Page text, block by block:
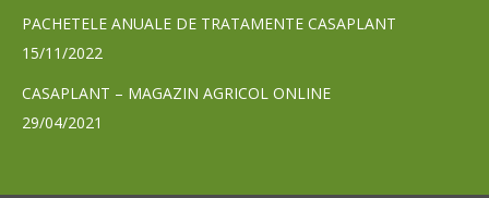
PACHETELE ANUALE DE TRATAMENTE CASAPLANT
15/11/2022
CASAPLANT – MAGAZIN AGRICOL ONLINE
29/04/2021